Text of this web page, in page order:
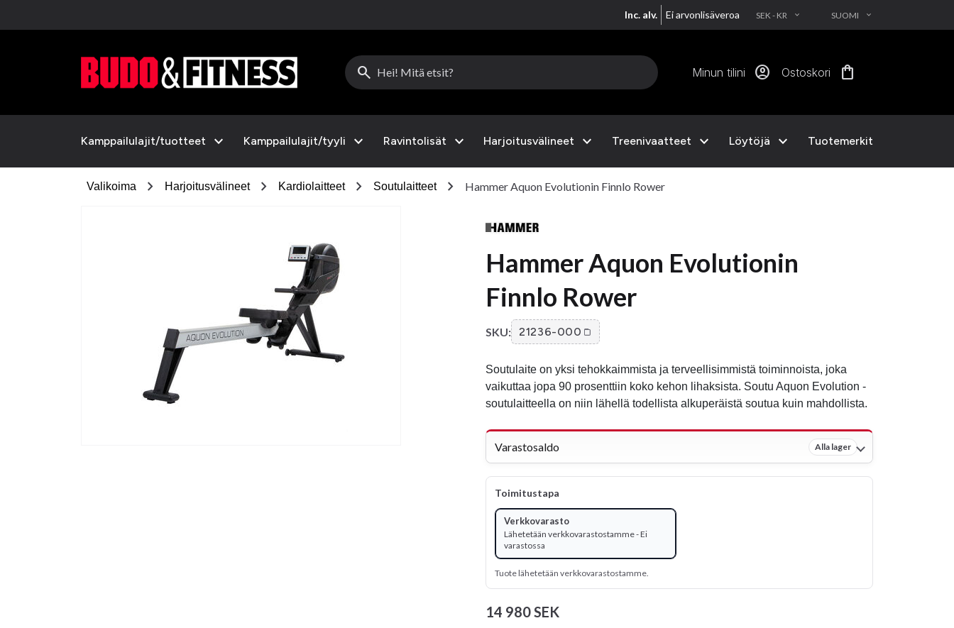
Inc. alv. Ei arvonlisäveroa SEK - KR EXPAND_MORE SUOMI EXPAND_MORE
search Minun tilini account_circle Ostoskori shopping_bag
Kamppailulajit/tuotteet expand_more Kamppailulajit/tyyli expand_more Ravintolisät expand_more Harjoitusvälineet expand_more Treenivaatteet expand_more Löytöjä expand_more Tuotemerkit
Valikoima chevron_right Harjoitusvälineet chevron_right Kardiolaitteet chevron_right Soutulaitteet chevron_right Hammer Aquon Evolutionin Finnlo Rower
Hammer Aquon Evolutionin
Finnlo Rower
SKU: 21236-000
Soutulaite on yksi tehokkaimmista ja terveellisimmistä toiminnoista, joka
vaikuttaa jopa 90 prosenttiin koko kehon lihaksista. Soutu Aquon Evolution -
soutulaitteella on niin lähellä todellista alkuperäistä soutua kuin mahdollista.
Varastosaldo Alla lager
Toimitustapa
Verkkovarasto
Lähetetään verkkovarastostamme - Ei
varastossa
Tuote lähetetään verkkovarastostamme.
14 980 SEK